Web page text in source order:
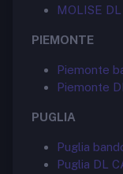
MOLISE
PIEMONTE
Piemonte
Piemonte
PUGLIA
Puglia
Puglia DL